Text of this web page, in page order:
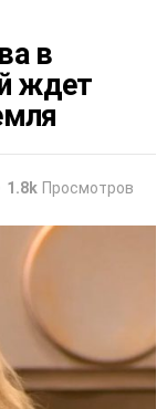
в
ждет
1.8k Просмотров